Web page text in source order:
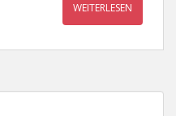
WEITERLESEN